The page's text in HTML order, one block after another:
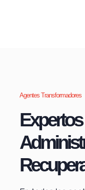
Agentes Transformadores